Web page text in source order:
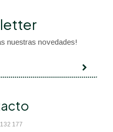
177
nuestras novedades!